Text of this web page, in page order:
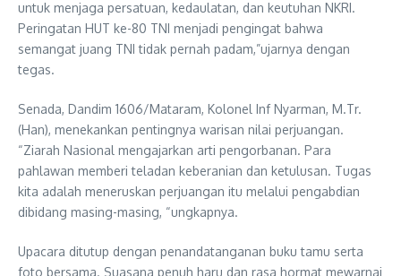
untuk menjaga persatuan, kedaulatan, dan keutuhan NKRI.
Peringatan HUT ke-80 TNI menjadi pengingat bahwa
semangat juang TNI tidak pernah padam,”ujarnya dengan
tegas.
Senada, Dandim 1606/Mataram, Kolonel Inf Nyarman, M.Tr.
(Han), menekankan pentingnya warisan nilai perjuangan.
“Ziarah Nasional mengajarkan arti pengorbanan. Para
pahlawan memberi teladan keberanian dan ketulusan. Tugas
kita adalah meneruskan perjuangan itu melalui pengabdian
dibidang masing-masing, “ungkapnya.
Upacara ditutup dengan penandatanganan buku tamu serta
foto bersama. Suasana penuh haru dan rasa hormat mewarnai